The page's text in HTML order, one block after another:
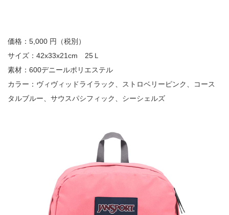
価格：5,000 円（税別）
サイズ：42x33x21cm 25Ｌ
素材：600デニールポリエステル
カラー：ヴィヴィッドライラック、ストロベリーピンク、コース
タルブルー、サウスパシフィック、シーシェルズ